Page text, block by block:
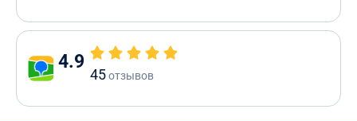
4.9
45отзывов